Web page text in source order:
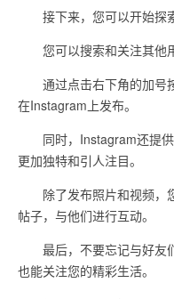
接下来，您可以开始探索
您可以搜索和关注其他用
通过点击右下角的加号
在Instagram上发布。
同时，Instagram还提供
更加独特和引人注目。
除了发布照片和视频，
帖子，与他们进行互动。
最后，不要忘记与好友
也能关注您的精彩生活。